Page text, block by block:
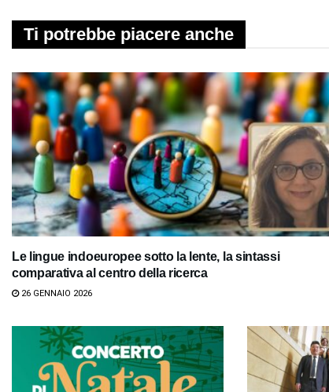
Ti potrebbe piacere anche
Le lingue indoeuropee sotto la lente, la sintassi
comparativa al centro della ricerca
26 GENNAIO 2026